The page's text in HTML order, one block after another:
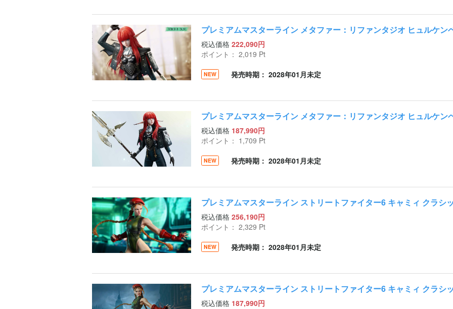
プレミアムマスターライン メタファー：リファンタジオ ヒュルケン
税込価格 222,090円
ポイント： 2,019 Pt
NEW 発売時期： 2028年01月未定
プレミアムマスターライン メタファー：リファンタジオ ヒュルケン
税込価格 187,990円
ポイント： 1,709 Pt
NEW 発売時期： 2028年01月未定
プレミアムマスターライン ストリートファイター6 キャミィ クラシ
税込価格 256,190円
ポイント： 2,329 Pt
NEW 発売時期： 2028年01月未定
プレミアムマスターライン ストリートファイター6 キャミィ クラシ
税込価格 187,990円